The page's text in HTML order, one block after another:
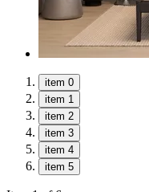
item 0
item 1
item 2
item 3
item 4
item 5